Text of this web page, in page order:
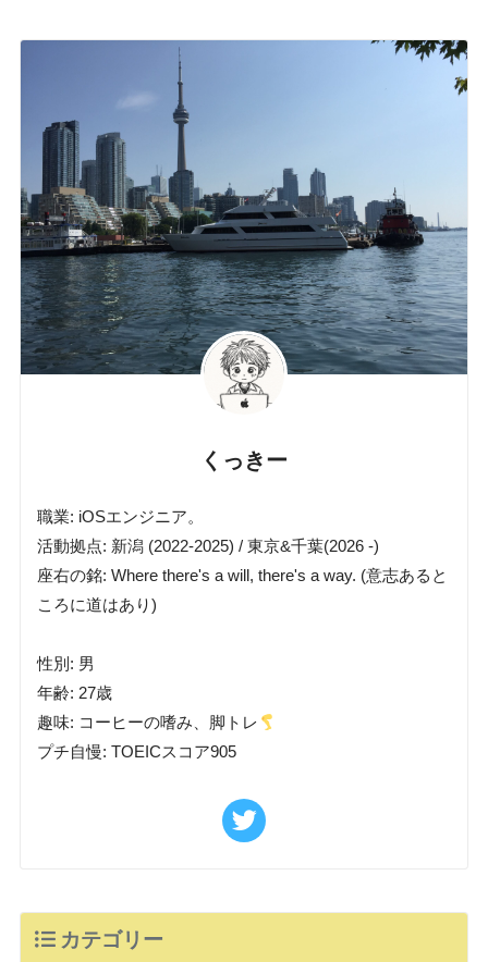
くっきー
職業: iOSエンジニア。
活動拠点: 新潟 (2022-2025) / 東京&千葉(2026 -)
座右の銘: Where there's a will, there's a way. (意志あると
ころに道はあり)
性別: 男
年齢: 27歳
趣味: コーヒーの嗜み、脚トレ
プチ自慢: TOEICスコア905
カテゴリー